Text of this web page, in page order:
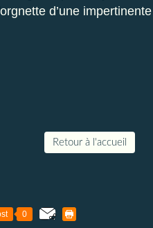
d’une
Retour à l'accueil
0